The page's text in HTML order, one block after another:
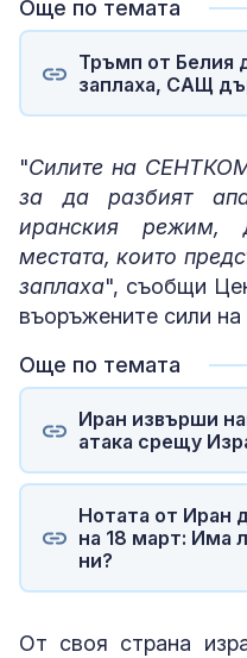
Още по темата
Тръмп от Белия
заплаха, САЩ
"Силите на
за да разбият
иранския режим,
местата, които
заплаха", съобщи
въоръжените сили
Още по темата
Иран извърши
атака срещу
Нотата от Иран
на 18 март: Има
ни?
От своя страна